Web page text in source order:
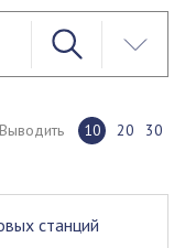
Выводить 10 20 30
станций